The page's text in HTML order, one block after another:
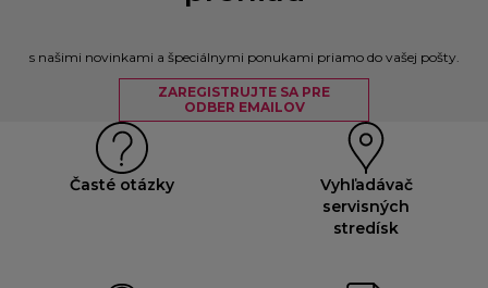
s našimi novinkami a špeciálnymi ponukami priamo do vašej pošty.
ZAREGISTRUJTE SA PRE
ODBER EMAILOV
Časté otázky
Vyhľadávač
servisných
stredísk